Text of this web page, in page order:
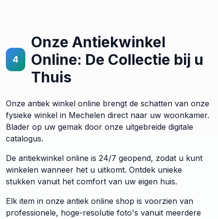
4
Onze Antiekwinkel
Online: De Collectie bij u
Thuis
Onze antiek winkel online brengt de schatten van onze
fysieke winkel in Mechelen direct naar uw woonkamer.
Blader op uw gemak door onze uitgebreide digitale
catalogus.
De antiekwinkel online is 24/7 geopend, zodat u kunt
winkelen wanneer het u uitkomt. Ontdek unieke
stukken vanuit het comfort van uw eigen huis.
Elk item in onze antiek online shop is voorzien van
professionele, hoge-resolutie foto's vanuit meerdere